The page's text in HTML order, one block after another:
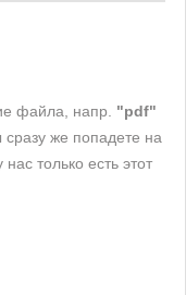
файла, напр. "pdf"
же попадете на
только есть этот